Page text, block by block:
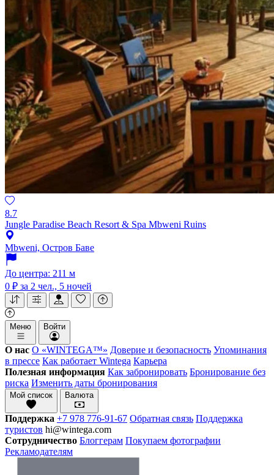
8.7
Jungle Paradise Beach Resort & Spa Mbweni Ruins
Mbweni, Остров Баве
До центра: 211 м
0 ₽ за 2 чел., 5 ночей
Меню Войти
О нас О «WINTEGA™» Доверие и безопасность Упоминания
в прессе Как работает Wintega Карьера
Полезная информация Как забронировать Бронирование без
риска Изменить даты бронирования
Мой список Валюта
Поддержка +7 978 776-91-67 Обратная связь Поддержка
туристов hi@wintega.com
Сотрудничество Блоггерам Покупаем фотографии
Рекламодателям